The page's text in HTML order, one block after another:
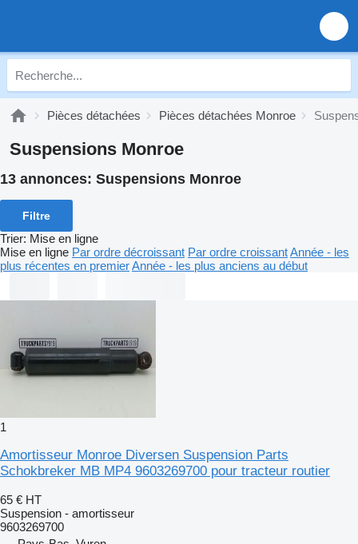
Pièces détachées Pièces détachées Monroe
Suspensions Monroe
13 annonces: Suspensions Monroe
Filtre
Trier: Mise en ligne
Mise en ligne Par ordre décroissant Par ordre croissantAnnée - les
plus récentes en premierAnnée - les plus anciens au début
1
Amortisseur Monroe Diversen Suspension Parts
Schokbreker MB MP4 9603269700 pour tracteur routier
65 € HT
Suspension - amortisseur
9603269700